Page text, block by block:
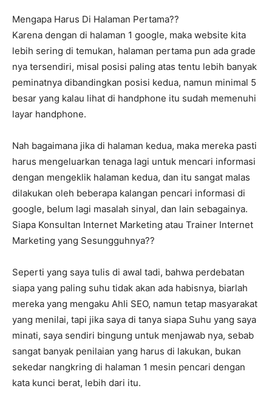
Mengapa Harus Di Halaman Pertama??
Karena dengan di halaman 1 google, maka website kita
lebih sering di temukan, halaman pertama pun ada grade
nya tersendiri, misal posisi paling atas tentu lebih banyak
peminatnya dibandingkan posisi kedua, namun minimal 5
besar yang kalau lihat di handphone itu sudah memenuhi
layar handphone.
Nah bagaimana jika di halaman kedua, maka mereka pasti
harus mengeluarkan tenaga lagi untuk mencari informasi
dengan mengeklik halaman kedua, dan itu sangat malas
dilakukan oleh beberapa kalangan pencari informasi di
google, belum lagi masalah sinyal, dan lain sebagainya.
Siapa Konsultan Internet Marketing atau Trainer Internet
Marketing yang Sesungguhnya??
Seperti yang saya tulis di awal tadi, bahwa perdebatan
siapa yang paling suhu tidak akan ada habisnya, biarlah
mereka yang mengaku Ahli SEO, namun tetap masyarakat
yang menilai, tapi jika saya di tanya siapa Suhu yang saya
minati, saya sendiri bingung untuk menjawab nya, sebab
sangat banyak penilaian yang harus di lakukan, bukan
sekedar nangkring di halaman 1 mesin pencari dengan
kata kunci berat, lebih dari itu.